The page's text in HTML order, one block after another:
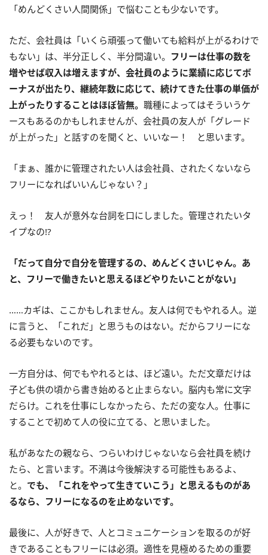
「めんどくさい人間関係」で悩むことも少ないです。
ただ、会社員は「いくら頑張って働いても給料が上がるわけで
もない」は、半分正しく、半分間違い。 フリーは仕事の数を
増やせば収入は増えますが、会社員のように業績に応じてボ
ーナスが出たり、継続年数に応じて、続けてきた仕事の単価が
上がったりすることはほぼ皆無。 職種によってはそういうケ
ースもあるのかもしれませんが、会社員の友人が「グレード
が上がった」と話すのを聞くと、いいなー！ と思います。
「まぁ、誰かに管理されたい人は会社員、されたくないなら
フリーになればいいんじゃない？」
えっ！ 友人が意外な台詞を口にしました。管理されたいタ
イプなの!?
「だって自分で自分を管理するの、めんどくさいじゃん。あ
と、フリーで働きたいと思えるほどやりたいことがない」
……カギは、ここかもしれません。友人は何でもやれる人。逆
に言うと、「これだ」と思うものはない。だからフリーにな
る必要もないのです。
一方自分は、何でもやれるとは、ほど遠い。ただ文章だけは
子ども供の頃から書き始めると止まらない。脳内も常に文字
だらけ。これを仕事にしなかったら、ただの変な人。仕事に
することで初めて人の役に立てる、と思いました。
私があなたの親なら、つらいわけじゃないなら会社員を続け
たら、と言います。不満は今後解決する可能性もあるよ、
と。 でも、「これをやって生きていこう」と思えるものがあ
るなら、フリーになるのを止めないです。
最後に、人が好きで、人とコミュニケーションを取るのが好
きであることもフリーには必須。適性を見極めるための重要